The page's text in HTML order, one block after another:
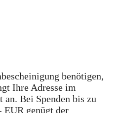
benötigen,
Ihre Adresse im
an. Bei Spenden bis zu
EUR genügt der